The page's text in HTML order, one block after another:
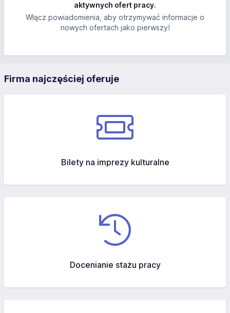
aktywnych ofert pracy.
Włącz powiadomienia, aby otrzymywać informacje o
nowych ofertach jako pierwszy!
Firma najczęściej oferuje
Bilety na imprezy kulturalne
Docenianie stażu pracy